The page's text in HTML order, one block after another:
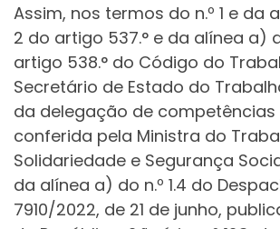
Assim, nos termos do n.º 1 e da
2 do artigo 537.° e da alínea a)
artigo 538.° do Código do
Secretário de Estado do
da delegação de competências
conferida pela Ministra do
Solidariedade e Segurança
da alínea a) do n.º 1.4 do
7910/2022, de 21 de junho,